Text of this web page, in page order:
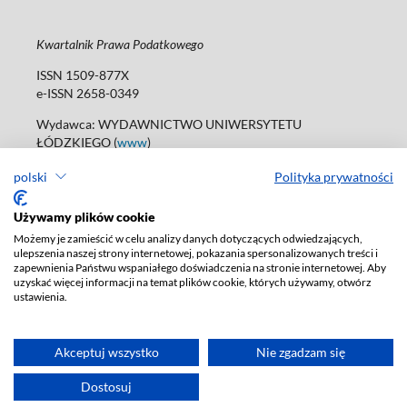
polski Polityka prywatności
Używamy plików cookie
Możemy je zamieścić w celu analizy danych dotyczących odwiedzających,
ulepszenia naszej strony internetowej, pokazania spersonalizowanych treści i
zapewnienia Państwu wspaniałego doświadczenia na stronie internetowej. Aby
uzyskać więcej informacji na temat plików cookie, których używamy, otwórz
ustawienia.
Akceptuj wszystko Nie zgadzam się
Dostosuj
Kwartalnik Prawa Podatkowego
ISSN 1509-877X
e-ISSN 2658-0349
Wydawca: WYDAWNICTWO UNIWERSYTETU
ŁÓDZKIEGO (www)
tel. 42 235 01 65; 42 635 55 80
Deklaracja dostępności